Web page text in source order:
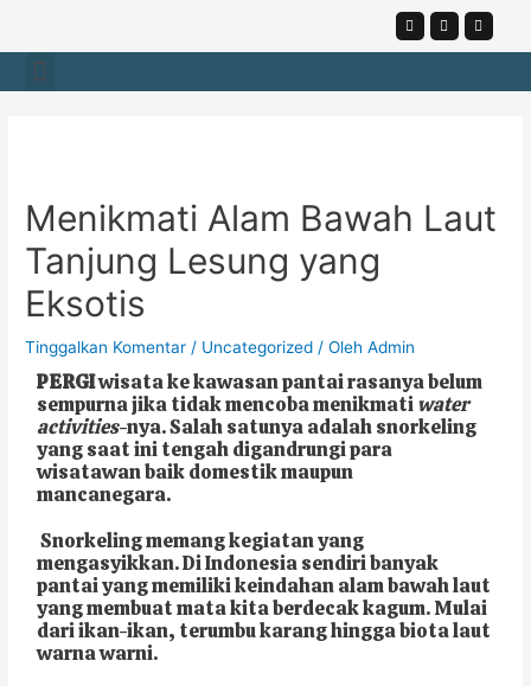
konten
F
a
c
o
I
n
s
g
Y
o
u
b
Menu
Menikmati Alam Bawah Laut
Tanjung Lesung yang
Eksotis
Tinggalkan Komentar / Uncategorized / OlehAdmin
PERGIwisata ke kawasan pantai rasanya belum
sempurna jika tidak mencoba menikmatiwater
activities-nya. Salah satunya adalah snorkeling
yang saat ini tengah digandrungi para
wisatawan baik domestik maupun
mancanegara.
Snorkeling memang kegiatan yang
mengasyikkan. Di Indonesia sendiri banyak
pantai yang memiliki keindahan alam bawah laut
yang membuat mata kita berdecak kagum. Mulai
dari ikan-ikan, terumbu karang hingga biota laut
warna warni.